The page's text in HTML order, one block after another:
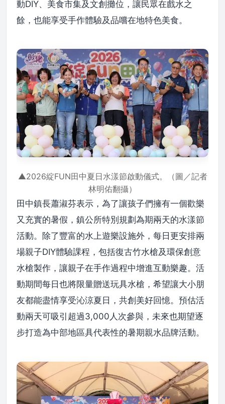
動DIY、美食市集及文創攤位，讓民眾在戲水之
餘，也能享受手作體驗及品嚐在地特色美食。
▲2026綻FUN田中夏日水漾節啟動儀式。（圖／記者
林明佑翻攝）
田中鎮長蕭淑芬表示，為了讓孩子們擁有一個歡樂
又充實的暑假，鎮公所特別規劃為期兩天的水漾節
活動。除了豐富的水上遊樂設施外，每日更安排兩
場親子DIY體驗課程，包括復古竹水槍及環保創意
水槍製作，讓親子在手作過程中增進互動樂趣。活
動期間每日也將限量贈送玩具水槍，希望讓大小朋
友都能盡情享受沁涼夏日，共創美好回憶。預估活
動兩天可吸引超過3,000人次參與，未來也期望逐
步打造為中部地區具代表性的暑期親水品牌活動。